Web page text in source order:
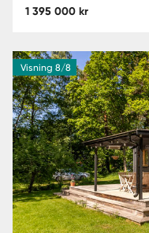
1 395 000 kr
Visning 8/8